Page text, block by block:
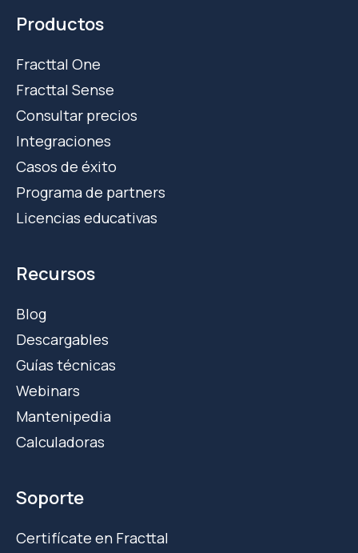
Productos
Fracttal One
Fracttal Sense
Consultar precios
Integraciones
Casos de éxito
Programa de partners
Licencias educativas
Recursos
Blog
Descargables
Guías técnicas
Webinars
Mantenipedia
Calculadoras
Soporte
Certifícate en Fracttal